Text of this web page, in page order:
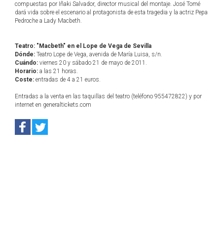
compuestas por Iñaki Salvador, director musical del montaje. José Tomé
dará vida sobre el escenario al protagonista de esta tragedia y la actriz Pepa
Pedroche a Lady Macbeth.
Teatro: "Macbeth" en el Lope de Vega de Sevilla
Dónde: Teatro Lope de Vega, avenida de María Luisa, s/n.
Cuándo: viernes 20 y sábado 21 de mayo de 2011.
Horario: a las 21 horas.
Coste: entradas de 4 a 21 euros.
Entradas a la venta en las taquillas del teatro (teléfono 955472822) y por
internet en generaltickets.com